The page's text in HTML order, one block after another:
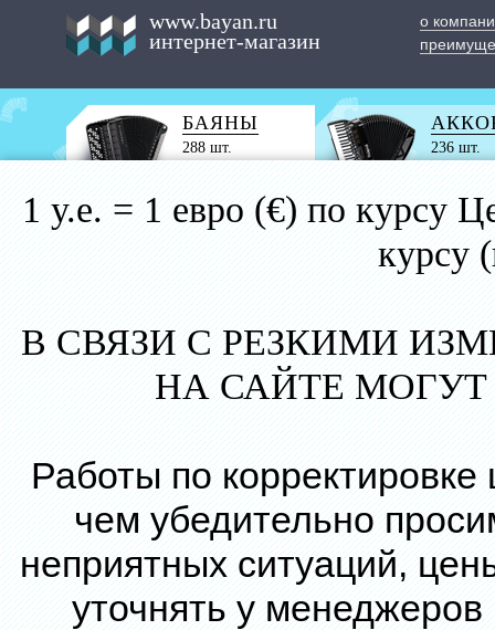
www.bayan.ru
интернет-магазин
о
БАЯНЫ
288 шт. 236 шт.
1 у.е. = 1 евро (€) по курсу
курсу
В СВЯЗИ С РЕЗКИМИ
НА САЙТЕ
Работы по
чем убедительно
неприятных ситуаций,
уточнять у